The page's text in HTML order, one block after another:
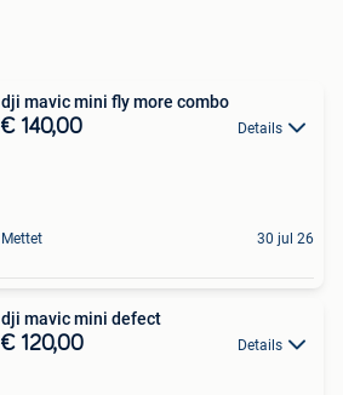
dji mavic mini fly more combo
€ 140,00 Details
Mettet 30 jul 26
dji mavic mini defect
€ 120,00 Details